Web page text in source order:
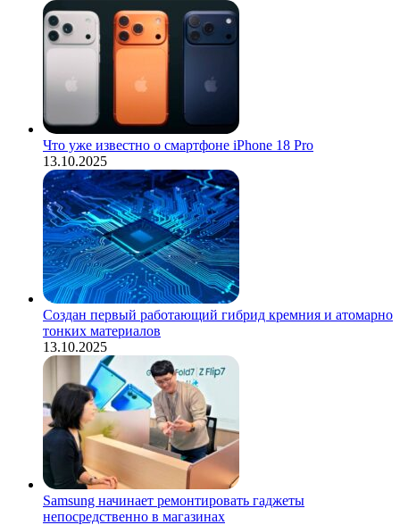
Что уже известно о смартфоне iPhone 18 Pro
13.10.2025
Создан первый работающий гибрид кремния и атомарно
тонких материалов
13.10.2025
Samsung начинает ремонтировать гаджеты
непосредственно в магазинах